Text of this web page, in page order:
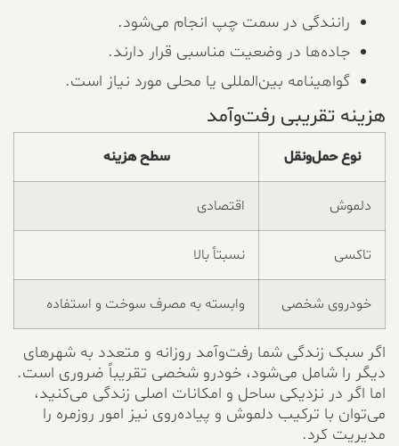
رانندگی در سمت چپ انجام می‌شود.
جاده‌ها در وضعیت مناسبی قرار دارند.
گواهینامه بین‌المللی یا محلی مورد نیاز است.
هزینه تقریبی رفت‌وآمد
نوع حمل‌ونقل سطح هزینه
دلموش اقتصادی
تاکسی نسبتاً بالا
خودروی شخصی وابسته به مصرف سوخت و استفاده
اگر سبک زندگی شما رفت‌وآمد روزانه و متعدد به شهرهای
دیگر را شامل می‌شود، خودرو شخصی تقریباً ضروری است.
اما اگر در نزدیکی ساحل و امکانات اصلی زندگی می‌کنید،
می‌توان با ترکیب دلموش و پیاده‌روی نیز امور روزمره را
مدیریت کرد.